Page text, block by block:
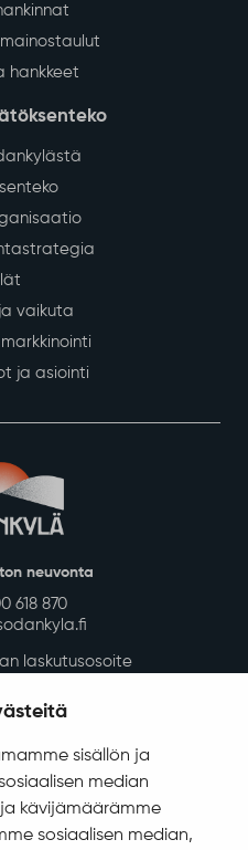
sisällön ja
median
kävijämäärämme
sosiaalisen median,
hankkeet
vaikuta
ja asiointi
neuvonta
618 870
laskutusosoite
hallinta